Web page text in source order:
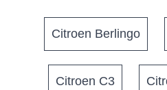
Citroen Berlingo
Citroen C3